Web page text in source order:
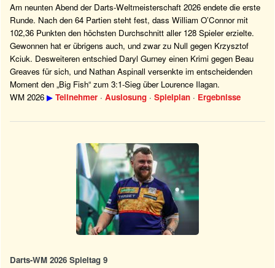
Am neunten Abend der Darts-Weltmeisterschaft 2026 endete die erste
Runde. Nach den 64 Partien steht fest, dass William O’Connor mit
102,36 Punkten den höchsten Durchschnitt aller 128 Spieler erzielte.
Gewonnen hat er übrigens auch, und zwar zu Null gegen Krzysztof
Kciuk. Desweiteren entschied Daryl Gurney einen Krimi gegen Beau
Greaves für sich, und Nathan Aspinall versenkte im entscheidenden
Moment den „Big Fish“ zum 3:1-Sieg über Lourence Ilagan.
WM 2026 ▶ Teilnehmer · Auslosung · Spielplan · Ergebnisse
Darts-WM 2026 Spieltag 9